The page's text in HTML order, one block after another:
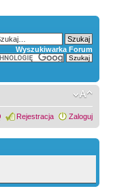
Wyszukiwarka Forum
Rejestracja Zaloguj